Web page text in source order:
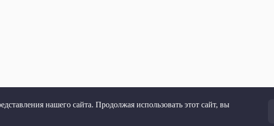
нашего сайта. Продолжая использовать этот сайт, вы